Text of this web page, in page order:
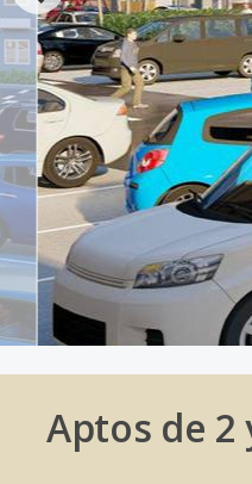
Aptos de 2